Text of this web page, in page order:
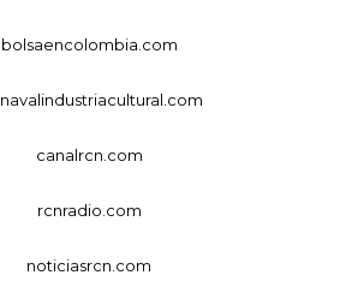
bolsaencolombia.com
canalrcn.com
rcnradio.com
noticiasrcn.com